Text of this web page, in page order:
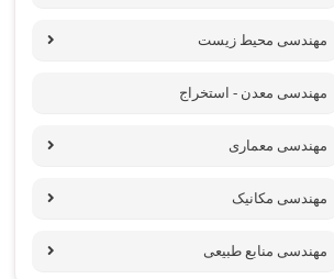
مهندسی محیط زیست
مهندسی معدن - استخراج
مهندسی معماری
مهندسی مکانیک
مهندسی منابع طبیعی